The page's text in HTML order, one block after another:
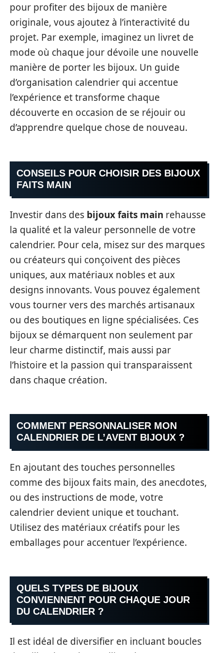
pour profiter des bijoux de manière
originale, vous ajoutez à l’interactivité du
projet. Par exemple, imaginez un livret de
mode où chaque jour dévoile une nouvelle
manière de porter les bijoux. Un guide
d’organisation calendrier qui accentue
l’expérience et transforme chaque
découverte en occasion de se réjouir ou
d’apprendre quelque chose de nouveau.
CONSEILS POUR CHOISIR DES BIJOUX
FAITS MAIN
Investir dans des bijoux faits main rehausse
la qualité et la valeur personnelle de votre
calendrier. Pour cela, misez sur des marques
ou créateurs qui conçoivent des pièces
uniques, aux matériaux nobles et aux
designs innovants. Vous pouvez également
vous tourner vers des marchés artisanaux
ou des boutiques en ligne spécialisées. Ces
bijoux se démarquent non seulement par
leur charme distinctif, mais aussi par
l’histoire et la passion qui transparaissent
dans chaque création.
COMMENT PERSONNALISER MON
CALENDRIER DE L’AVENT BIJOUX ?
En ajoutant des touches personnelles
comme des bijoux faits main, des anecdotes,
ou des instructions de mode, votre
calendrier devient unique et touchant.
Utilisez des matériaux créatifs pour les
emballages pour accentuer l’expérience.
QUELS TYPES DE BIJOUX
CONVIENNENT POUR CHAQUE JOUR
DU CALENDRIER ?
Il est idéal de diversifier en incluant boucles